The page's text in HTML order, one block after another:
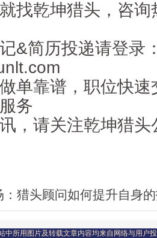
就找乾坤猎头，咨
&简历投递请登录
单靠谱，职位快
务
，请关注乾坤猎
：猎头顾问如何提升自身
中所用图片及转载文章内容均来自网络与用户